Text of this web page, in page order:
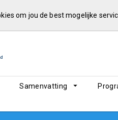
om jou de best mogelijke
Samenvatting